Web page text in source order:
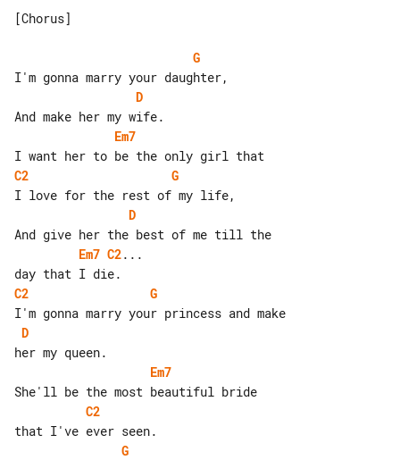
[Chorus]
G
D
Em7
C2
G
D
Em7 C2...
C2
G
D
Em7
C2
G